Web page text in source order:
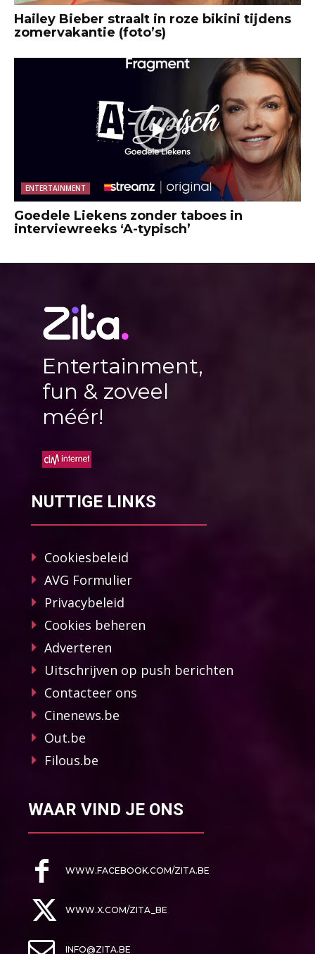
Hailey Bieber straalt in roze bikini tijdens
zomervakantie (foto’s)
ENTERTAINMENT
Goedele Liekens zonder taboes in
interviewreeks ‘A-typisch’
Entertainment,
fun & zoveel
méér!
NUTTIGE LINKS
Cookiesbeleid
AVG Formulier
Privacybeleid
Cookies beheren
Adverteren
Uitschrijven op push berichten
Contacteer ons
Cinenews.be
Out.be
Filous.be
WAAR VIND JE ONS
WWW.FACEBOOK.COM/ZITA.BE
WWW.X.COM/ZITA_BE
INFO@ZITA.BE